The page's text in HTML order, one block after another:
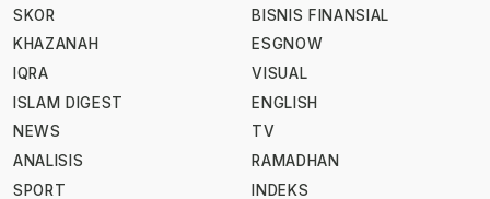
SKOR
KHAZANAH
IQRA
ISLAM DIGEST
NEWS
ANALISIS
SPORT
BISNIS FINANSIAL
ESGNOW
VISUAL
ENGLISH
TV
RAMADHAN
INDEKS